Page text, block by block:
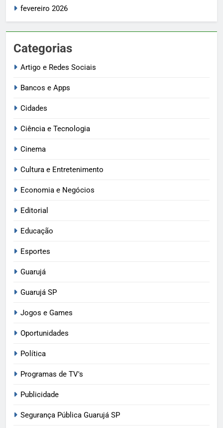
fevereiro 2026
Categorias
Artigo e Redes Sociais
Bancos e Apps
Cidades
Ciência e Tecnologia
Cinema
Cultura e Entretenimento
Economia e Negócios
Editorial
Educação
Esportes
Guarujá
Guarujá SP
Jogos e Games
Oportunidades
Política
Programas de TV's
Publicidade
Segurança Pública Guarujá SP